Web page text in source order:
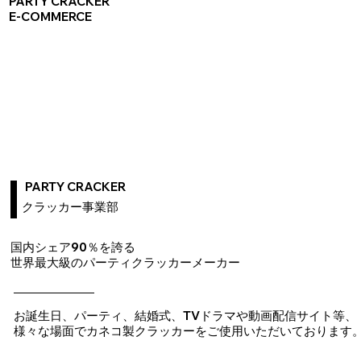
E-COMMERCE
​PARTY CRACKER
​クラッカー事業部
国内シェア90％を誇る
世界最大級のパーティクラッカーメーカー
お誕生日、パーティ、結婚式、TVドラマや動画配信サイト等、
様々な場面でカネコ製クラッカーをご使用いただいております